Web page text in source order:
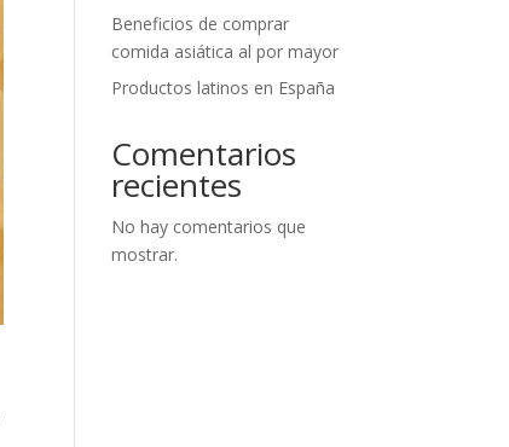
Beneficios de comprar
comida asiática al por mayor
Productos latinos en España
Comentarios
recientes
No hay comentarios que
mostrar.